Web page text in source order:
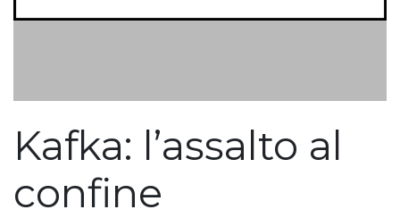
Kafka: l’assalto al
confine